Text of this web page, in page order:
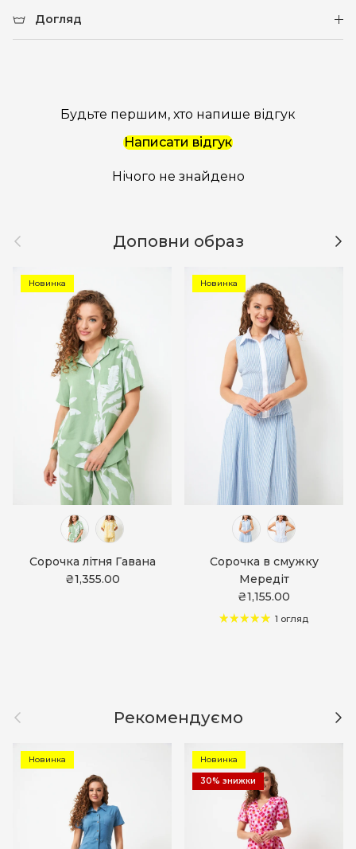
Догляд
Будьте першим, хто напише відгук
Написати відгук
Нічого не знайдено
Назад Доповни образ
Новинка
Сорочка літня Гавана
₴1,355.00
Новинка
Сорочка в смужку
Мередіт
₴1,155.00
1 огляд
Назад Рекомендуємо
Новинка Новинка
30% знижки